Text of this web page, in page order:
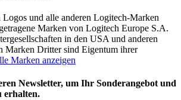
und alle anderen Logitech-Marken
Marken von Logitech Europe S.A.
in den USA und anderen
Marken Dritter sind Eigentum ihrer
Marken anzeigen
Newsletter, um Ihr Sonderangebot und
erhalten.